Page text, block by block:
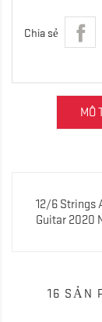
Chia sẻ
MÔ
12/6 Strings
Guitar 2020
16 SẢN